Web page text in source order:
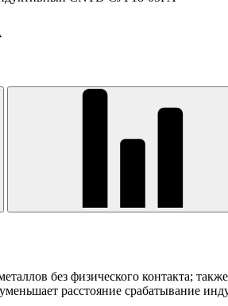
без физического контакта;
расстояние срабатывание